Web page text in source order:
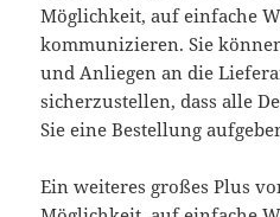
Möglichkeit, auf einfache
kommunizieren. Sie
und Anliegen an die
sicherzustellen, dass alle
Sie eine Bestellung
Ein weiteres großes Plus